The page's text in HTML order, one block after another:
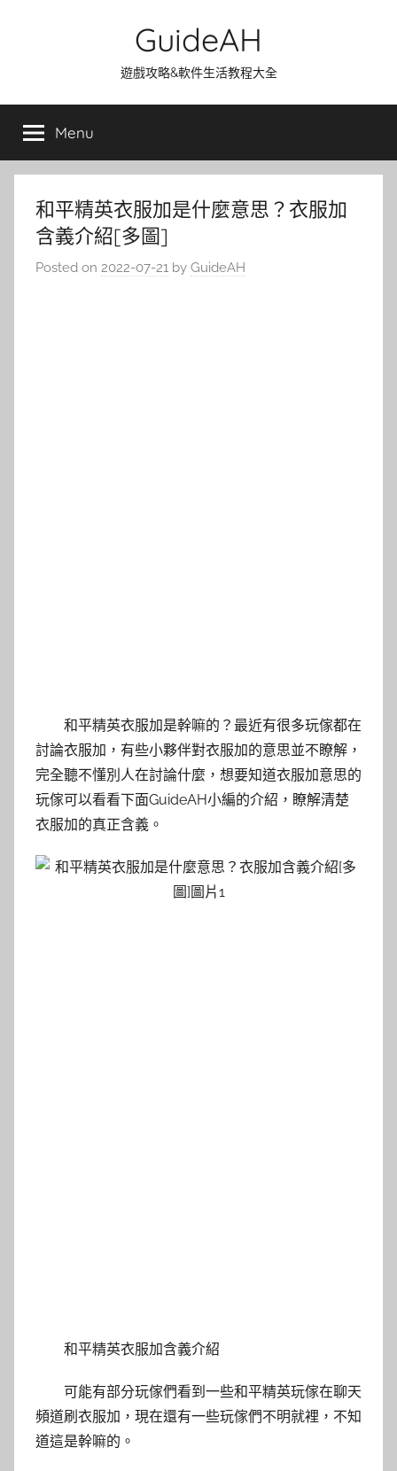
GuideAH
遊戲攻略&軟件生活教程大全
Menu
和平精英衣服加是什麼意思？衣服加
含義介紹[多圖]
Posted on 2022-07-21 by GuideAH
和平精英衣服加是幹嘛的？最近有很多玩傢都在
討論衣服加，有些小夥伴對衣服加的意思並不瞭解，
完全聽不懂別人在討論什麼，想要知道衣服加意思的
玩傢可以看看下面GuideAH小編的介紹，瞭解清楚
衣服加的真正含義。
和平精英衣服加含義介紹
可能有部分玩傢們看到一些和平精英玩傢在聊天
頻道刷衣服加，現在還有一些玩傢們不明就裡，不知
道這是幹嘛的。